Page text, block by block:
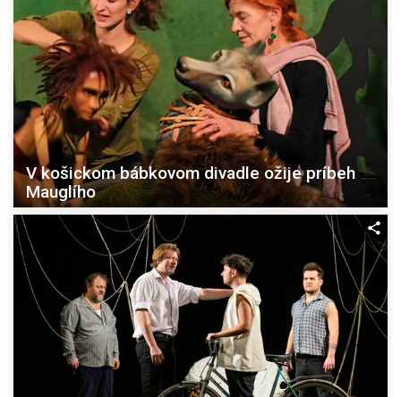
V košickom bábkovom divadle ožije príbeh
Mauglího